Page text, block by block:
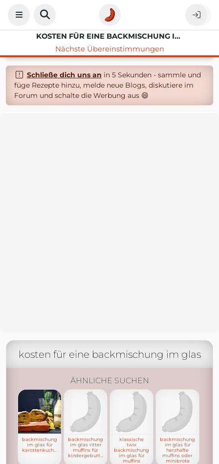
KOSTEN FÜR EINE BACKMISCHUNG IM GLAS
Nächste Übereinstimmungen
Schließe dich uns an in 5 Sekunden - sammle und
füge Rezepte hinzu, melde neue Blogs, diskutiere im
Forum und schalte die Werbung aus 😄
kosten für eine backmischung im glas
ÄHNLICHE SUCHEN
backmischung
im glas für
backmischung
im glas ritter
muffins für
klassische
twix
backmischung
im glas für
muffins
backmischung
im glas für
herzhafte
muffins oder
minibrote